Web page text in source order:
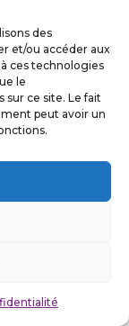
des
et/ou accéder aux
ces technologies
le
ce site. Le fait
peut avoir un